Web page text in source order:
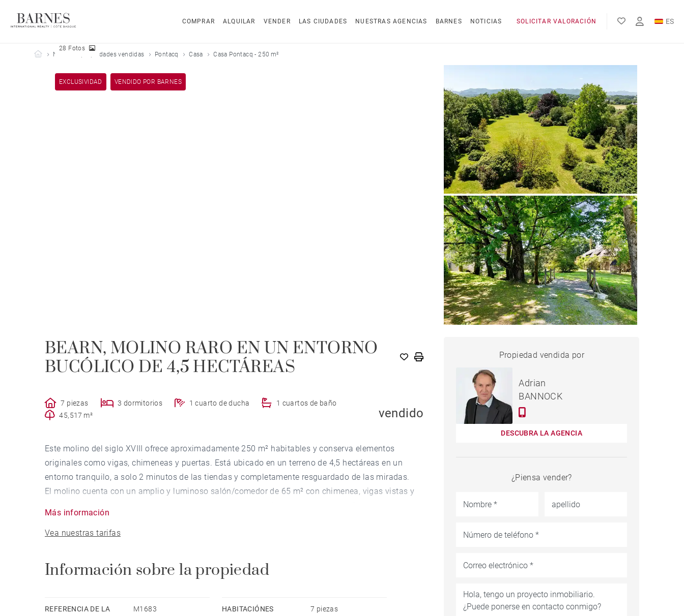
COMPRAR ALQUILAR VENDER LAS CIUDADES NUESTRAS AGENCIAS BARNES NOTICIAS SOLICITAR VALORACIÓN ES
EN
Barnes Côte Basque
Nuestras propiedades vendidas Pontacq Casa Casa Pontacq - 250 m²
EXCLUSIVIDAD VENDIDO POR BARNES
28 Fotos
BEARN, MOLINO RARO EN UN ENTORNO
BUCÓLICO DE 4,5 HECTÁREAS
7 piezas 3 dormitorios 1 cuarto de ducha
1 cuartos de baño
45,517 m²
vendido
Este molino del siglo XVIII ofrece aproximadamente 250 m² habitables y conserva elementos
originales como vigas, chimeneas y puertas. Está ubicado en un terreno de 4,5 hectáreas en un
entorno tranquilo, a solo 2 minutos de las tiendas y completamente resguardado de las miradas.
El molino cuenta con un amplio y luminoso salón/comedor de 65 m² con chimenea, vigas vistas y
En la primera planta: 3 dormitorios, 2 baños y una terraza.
Dependencia de 80 m² con potencial de uso, doble garaje, leñera y taller.
El entorno es magnífico, con un arroyo y un canal privado para el molino, parque ajardinado y
Más información
Vea nuestras tarifas
Información sobre la propiedad
REFERENCIA DE LA
M1683 HABITACIÓNES 7 piezas
CASA PONTACQ - 250 M²
Propiedad vendida por
Adrian
BANNOCK
DESCUBRA LA AGENCIA
¿Piensa vender?